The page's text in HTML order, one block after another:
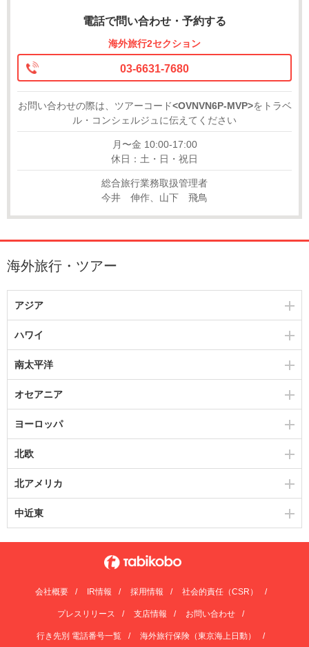
電話で問い合わせ・予約する
海外旅行2セクション
03-6631-7680
お問い合わせの際は、ツアーコード<OVNVN6P-MVP>をトラベ
ル・コンシェルジュに伝えてください
月〜金 10:00-17:00
休日：土・日・祝日
総合旅行業務取扱管理者
今井 伸作、山下 飛鳥
海外旅行・ツアー
アジア
ハワイ
南太平洋
オセアニア
ヨーロッパ
北欧
北アメリカ
中近東
会社概要 IR情報 採用情報 社会的責任（CSR）
プレスリリース 支店情報 お問い合わせ
行き先別 電話番号一覧 海外旅行保険（東京海上日動）